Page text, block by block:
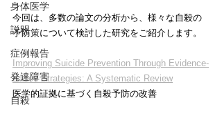
身体医学
説明
症例報告
発達障害
自殺
今回は、多数の論文の分析から、様々な自殺の
予防策について検討した研究をご紹介します。
Improving Suicide Prevention Through Evidence-
Based Strategies: A Systematic Review
医学的証拠に基づく自殺予防の改善